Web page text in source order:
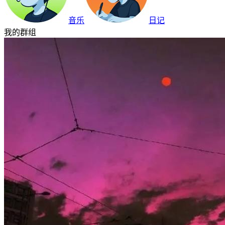
音乐
日记
我的群组